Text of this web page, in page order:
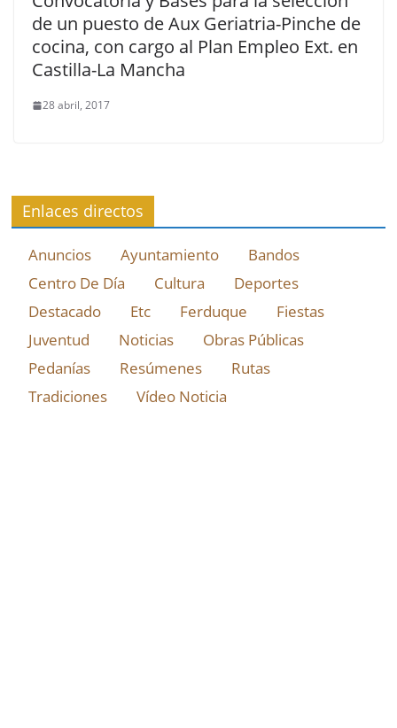
de un puesto de Aux Geriatria-Pinche de
cocina, con cargo al Plan Empleo Ext. en
Castilla-La Mancha
28 abril, 2017
Enlaces directos
Anuncios Ayuntamiento
Bandos
Centro De Día
Cultura
Deportes
Destacado
Etc Ferduque
Fiestas
Juventud
Noticias
Obras Públicas
Pedanías
Resúmenes
Rutas
Tradiciones
Vídeo Noticia